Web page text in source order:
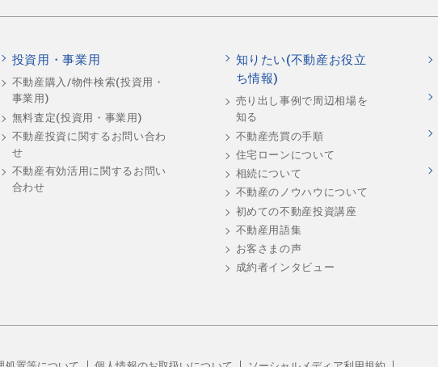
投資用・事業用
不動産購入/物件検索(投資用・
事業用)
無料査定(投資用・事業用)
不動産投資に関するお問い合わ
せ
不動産有効活用に関するお問い
合わせ
知りたい(不動産お役立
ち情報)
売り出し事例で周辺相場を
知る
不動産売買の手順
住宅ローンについて
相続について
不動産のノウハウについて
初めての不動産投資講座
不動産用語集
お客さまの声
成約者インタビュー